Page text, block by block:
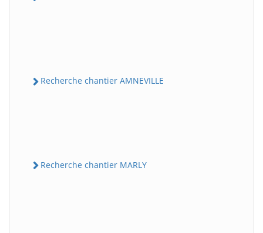
Recherche chantier AMNEVILLE
Recherche chantier MARLY